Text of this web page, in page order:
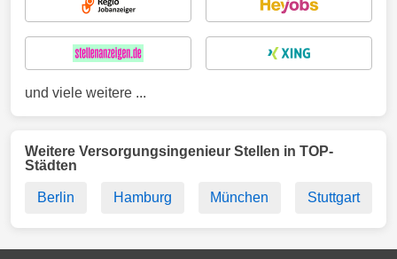
und viele weitere ...
Weitere Versorgungsingenieur Stellen in TOP-
Städten
Berlin Hamburg München Stuttgart